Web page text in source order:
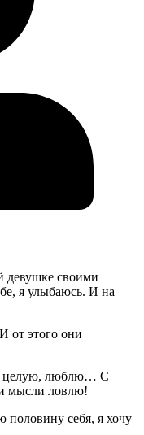
девушке своими
я улыбаюсь. И на
от этого они
целую, люблю… С
мысли ловлю!
половину себя, я хочу